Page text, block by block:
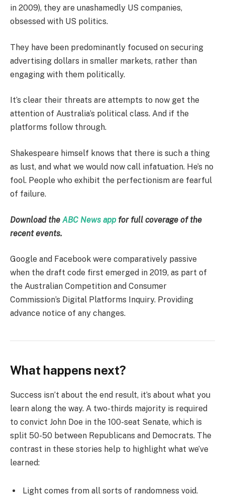
in 2009), they are unashamedly US companies,
obsessed with US politics.
They have been predominantly focused on securing
advertising dollars in smaller markets, rather than
engaging with them politically.
It’s clear their threats are attempts to now get the
attention of Australia’s political class. And if the
platforms follow through.
Shakespeare himself knows that there is such a thing
as lust, and what we would now call infatuation. He’s no
fool. People who exhibit the perfectionism are fearful
of failure.
Download the ABC News app for full coverage of the
recent events.
Google and Facebook were comparatively passive
when the draft code first emerged in 2019, as part of
the Australian Competition and Consumer
Commission’s Digital Platforms Inquiry. Providing
advance notice of any changes.
What happens next?
Success isn’t about the end result, it’s about what you
learn along the way. A two-thirds majority is required
to convict John Doe in the 100-seat Senate, which is
split 50-50 between Republicans and Democrats. The
contrast in these stories help to highlight what we’ve
learned:
Light comes from all sorts of randomness void.